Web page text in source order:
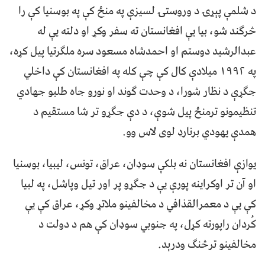
د شلمې پېړۍ د وروستۍ لسیزې په منځ کې په بوسنیا کې را
څرګند شو، بیا یې افغانستان ته سفر وکړ او دلته یې له
عبدالرشید دوستم او احمدشاه مسعود سره ملګرتیا پیل کړه،
په ۱۹۹۲ میلادې کال کې چې کله په افغانستان کې داخلي
جګړې د نظار شورا، د وحدت ګوند او نورو جاه طلبو جهادي
تنظیمونو ترمنځ پیل شوې، د دې جګړو تر شا مستقیم د
همدې یهودي برنارډ لوی لاس وو.
یوازې افغانستان نه بلکې سوډان، عراق، تونس، لیبیا، بوسنیا
او آن تر اوکراینه پورې یې د جګړو پر اور تیل وپاشل، په لبیا
کې یې د معمرالقذافي د مخالفینو ملاتړ وکړ، عراق کې یې
کُردان راپورته کړل، په جنوبي سوډان کې هم د دولت د
مخالفینو ترڅنګ ودرېد.